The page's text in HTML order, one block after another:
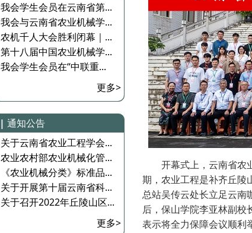
我会学生会员在云南省第...
我会与云南省农业机械学...
农机千人大会胜利闭幕｜...
第十八届中国农业机械学...
我会学生会员在“中联重...
更多>
| 通知公告
关于云南省农业工程学会...
农业农村部农业机械化管...
《农业机械分类》标准品...
关于开展第十届云南省科...
关于召开2022年丘陵山区...
更多>
开幕式上，云南省农
期，农业工程是补齐丘陵
总站吴传云处长立足云南
后，保山学院李亚林副校
表示将全力保障会议顺利